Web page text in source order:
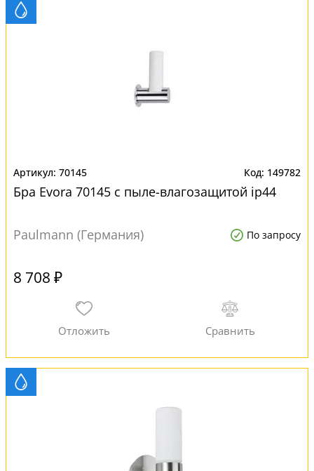
70145 149782
Бра Evora 70145 с пыле-влагозащитой ip44
Paulmann (Германия) По запросу
8 708 ₽